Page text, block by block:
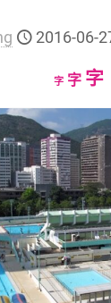
2016-06-
字Decrease
size.
字Reset
size.
字